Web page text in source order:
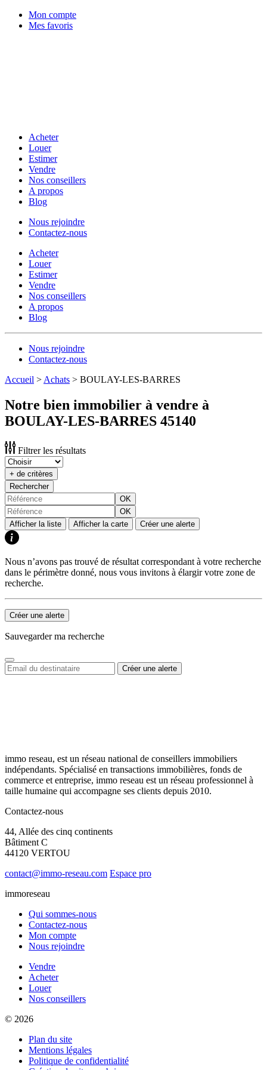
Mon compte
Mes favoris
Acheter
Louer
Estimer
Vendre
Nos conseillers
A propos
Blog
Nous rejoindre
Contactez-nous
Acheter
Louer
Estimer
Vendre
Nos conseillers
A propos
Blog
Nous rejoindre
Contactez-nous
Accueil > Achats > BOULAY-LES-BARRES
Notre bien immobilier à vendre à
BOULAY-LES-BARRES 45140
Filtrer les résultats
+ de critères
Rechercher
OK
OK
Afficher la liste
Afficher la carte Créer une alerte
Nous n’avons pas trouvé de résultat correspondant à votre recherche
dans le périmètre donné, nous vous invitons à élargir votre zone de
recherche.
Créer une alerte
Sauvegarder ma recherche
immo reseau, est un réseau national de conseillers immobiliers
indépendants. Spécialisé en transactions immobilières, fonds de
commerce et entreprise, immo reseau est un réseau professionnel à
taille humaine qui accompagne ses clients depuis 2010.
Contactez-nous
44, Allée des cinq continents
Bâtiment C
44120 VERTOU
contact@immo-reseau.com Espace pro
immoreseau
Qui sommes-nous
Contactez-nous
Mon compte
Nous rejoindre
Vendre
Acheter
Louer
Nos conseillers
© 2026
Plan du site
Mentions légales
Politique de confidentialité